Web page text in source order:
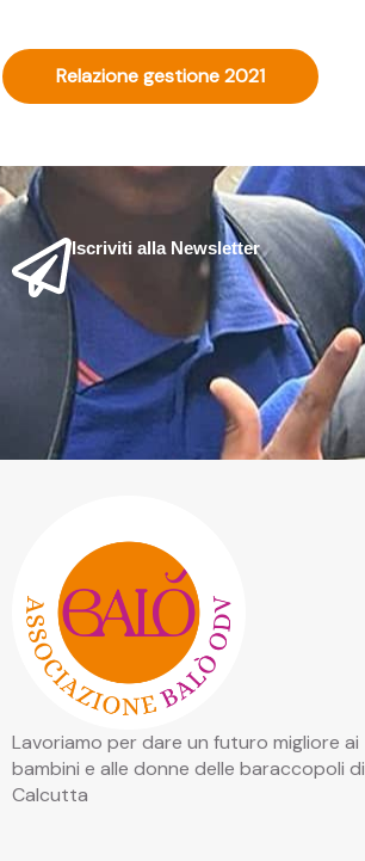
Relazione gestione 2021
Iscriviti alla Newsletter
Lavoriamo per dare un futuro migliore ai
bambini e alle donne delle baraccopoli di
Calcutta